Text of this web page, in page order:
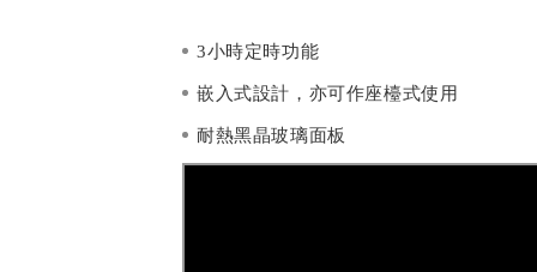
3小時定時功能
嵌入式設計，亦可作座檯式使用
耐熱黑晶玻璃面板